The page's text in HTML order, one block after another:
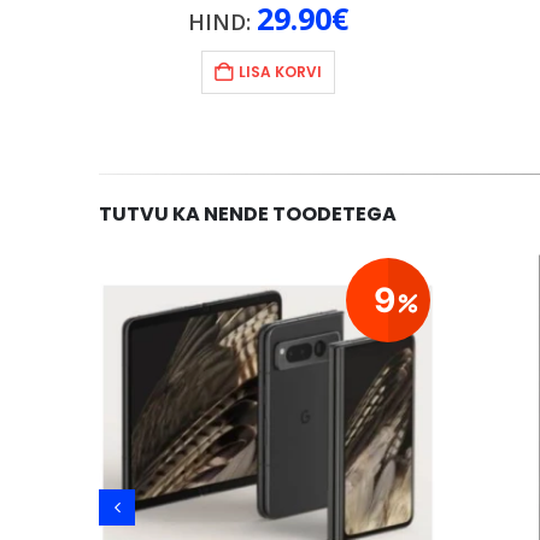
HIND: 29.90€
LISA KORVI
TUTVU KA NENDE TOODETEGA
9